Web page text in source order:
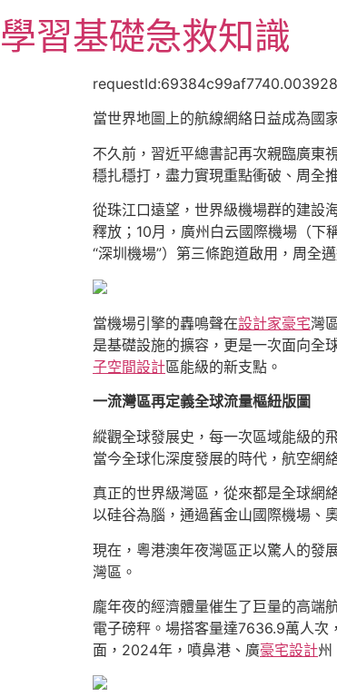
至
主
學習基礎急救知識
當世界地圖上的航線網絡日益成為國
不久前，習近平總書記再次親臨廣東
穩扎穩打，盡力實現重點衝破、周全
從珠江口遠望，世界級機場群的建設
釋放；10月，廣州白云國際機場（下
“深圳機場”）第三條跑道啟用，周全邁
當機場引擎的轟鳴聲在設計家豪宅灣
是基礎設施的擴容，更是一次面向全
子空間設計區能級的新支點。
一流灣區再定義全球流量樞紐版圖
縱觀全球發展史，每一次區域能級的
當今全球化深度發展的時代，航空網
真正的世界級灣區，從來都是全球網
以硅谷為腦，通過舊金山國際機場、
現在，粵港澳年夜灣區正以驚人的發
灣區。
龐年夜的經濟體量催生了巨量的高端
電子磅秤。場搭客量達7636.9萬人次
面，2024年，噴鼻港、廣豪宅設計州